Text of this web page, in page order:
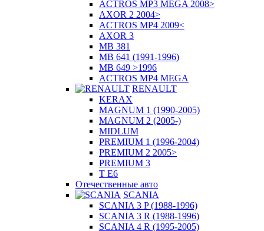
ACTROS MP3 MEGA 2008>
AXOR 2 2004>
ACTROS MP4 2009<
AXOR 3
MB 381
MB 641 (1991-1996)
MB 649 >1996
ACTROS MP4 MEGA
RENAULT
KERAX
MAGNUM 1 (1990-2005)
MAGNUM 2 (2005-)
MIDLUM
PREMIUM 1 (1996-2004)
PREMIUM 2 2005>
PREMIUM 3
T E6
Отечественные авто
SCANIA
SCANIA 3 P (1988-1996)
SCANIA 3 R (1988-1996)
SCANIA 4 R (1995-2005)